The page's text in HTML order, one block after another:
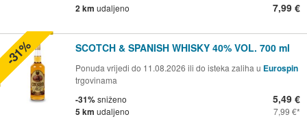
2 km udaljeno 7,99 €
SCOTCH & SPANISH WHISKY 40% VOL. 700 ml
Ponuda vrijedi do 11.08.2026 ili do isteka zaliha u Eurospin
trgovinama
-31%sniženo
5 km udaljeno
5,49 €
7,99 €
-31%